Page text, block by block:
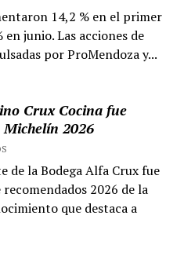
14,2 % en el primer
junio. Las acciones de
por ProMendoza y...
Crux Cocina fue
2026
de la Bodega Alfa Crux fue
2026 de la
que destaca a